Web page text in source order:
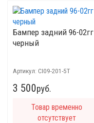
Бампер задний 96-02гг
черный
Артикул: CI09-201-5T
3 500руб.
Товар временно
отсутствует